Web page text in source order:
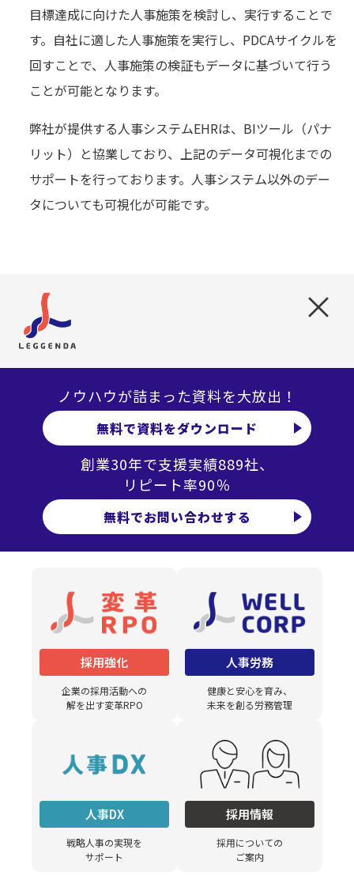
×
ノウハウが詰まった資料を大放出！
無料で資料をダウンロード
創業30年で支援実績889社、
リピート率90％
無料でお問い合わせする
採用強化
企業の採用活動への
解を出す変革RPO
人事労務
健康と安心を育み、
未来を創る労務管理
人事DX
戦略人事の実現を
サポート
採用情報
採用についての
ご案内
目標達成に向けた人事施策を検討し、実行することで
す。自社に適した人事施策を実行し、PDCAサイクルを
回すことで、人事施策の検証もデータに基づいて行う
ことが可能となります。
弊社が提供する人事システムEHRは、BIツール（パナ
リット）と協業しており、上記のデータ可視化までの
サポートを行っております。人事システム以外のデー
タについても可視化が可能です。
当社では、採用・労務・人事に関する企業の課題解決をご
支援させていただいております。当社が提供する人事シス
テムEHRは、お客様の人事部と共有すべき情報を業務運用
に適した形で管理運用できるように設計されています。年
次有給休暇の取得、扶養家族の変更、通勤経路の変更な
ど、従業員からの各種申請に連動して人事データベースが
自動更新されます。これにより、タイムリーな更新と情報
ビスのご提供やご商談についてはお気軽にお問い合わせく
人事がコア業務に専念するための第一歩を踏み出
しましょう！
失敗しない人事システムの選び方
無料ダウンロード